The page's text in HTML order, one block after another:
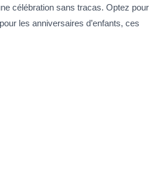
célébration sans tracas. Optez pour
les anniversaires d’enfants, ces